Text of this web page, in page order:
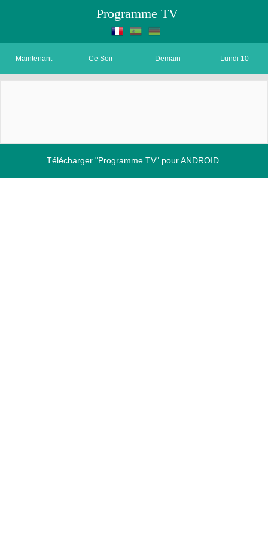
Programme TV
Maintenant Ce Soir Demain Lundi 10
Télécharger "Programme TV" pour ANDROID.